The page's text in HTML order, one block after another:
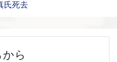
氏死去
ら